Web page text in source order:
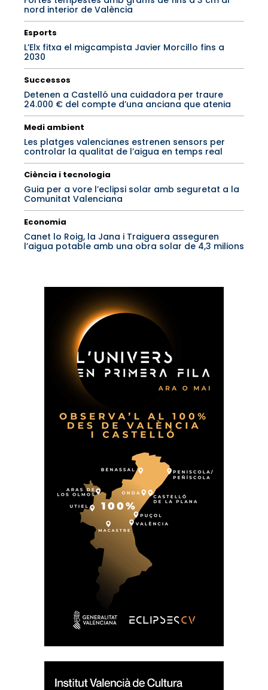
nord interior de València
Esports
L’Elx fitxa el migcampista Javier Morcillo fins a
2030
Successos
Detenen a Castelló una cuidadora per traure
24.000 € del compte d’una anciana que atenia
Medi ambient
Les platges valencianes estrenen sensors per
controlar la qualitat de l’aigua en temps real
Ciència i tecnologia
Guia per a vore l’eclipsi solar amb seguretat a la
Comunitat Valenciana
Economia
Canet lo Roig, la Jana i Traiguera asseguren
l’aigua potable amb una obra solar de 4,3 milions